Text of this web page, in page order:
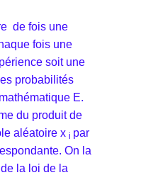
de fois une
fois une
soit une
probabilités
E.
du produit de
aléatoire x i par
On la
la loi de la